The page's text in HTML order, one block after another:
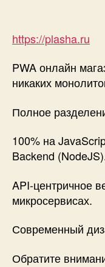
https://plasha.ru
PWA онлайн
никаких
Полное
100% на
Backend
API-центричное
микросервисах.
Современный
Обратите